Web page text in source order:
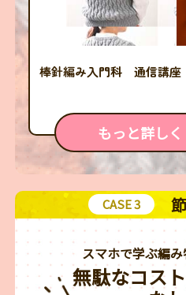
棒針編み入門科 通信講
もっと詳し
CASE 3
スマホで学ぶ編
無駄なコス